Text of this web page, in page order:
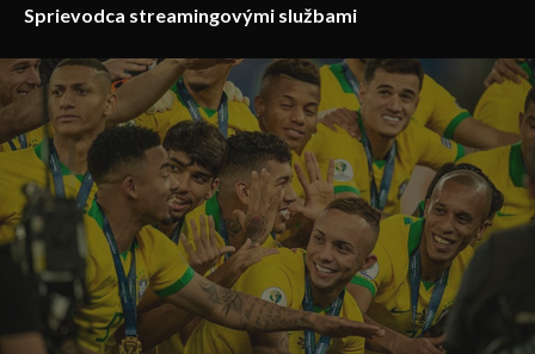
Sprievodca streamingovými službami